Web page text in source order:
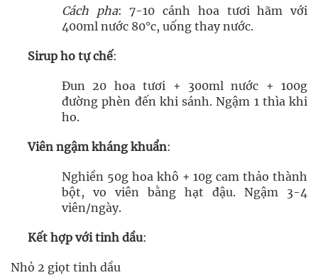
Cách pha: 7-10 cánh hoa tươi hãm với
400ml nước 80°c, uống thay nước.
Sirup ho tự chế:
Đun 20 hoa tươi + 300ml nước + 100g
đường phèn đến khi sánh. Ngậm 1 thìa khi
ho.
Viên ngậm kháng khuẩn:
Nghiền 50g hoa khô + 10g cam thảo thành
bột, vo viên bằng hạt đậu. Ngậm 3-4
viên/ngày.
Kết hợp với tinh dầu:
Nhỏ 2 giọt tinh dầu